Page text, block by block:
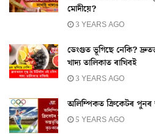
মোদীয়ে?
3 YEARS AGO
ডেংগুত ভূগিছে নেকি?
খাদ্য তালিকাত ৰাখিবই
3 YEARS AGO
অলিম্পিকত ক্ৰিকেটৰ পুনৰ
5 YEARS AGO